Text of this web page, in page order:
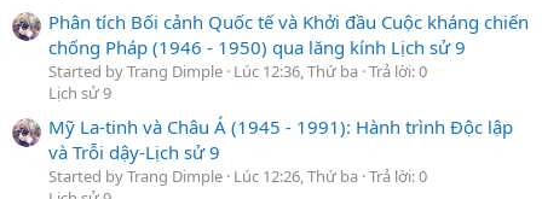
Phân tích Bối cảnh Quốc tế và Khởi đầu Cuộc kháng chiến
chống Pháp (1946 - 1950) qua lăng kính Lịch sử 9
Started by Trang Dimple Lúc 12:36, Thứ ba Trả lời: 0
Lịch sử 9
Mỹ La-tinh và Châu Á (1945 - 1991): Hành trình Độc lập
và Trỗi dậy-Lịch sử 9
Started by Trang Dimple Lúc 12:26, Thứ ba Trả lời: 0